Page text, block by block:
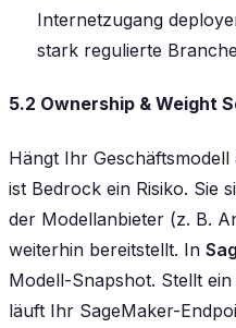
Internetzugang
stark regulierte
5.2 Ownership & Weight
Hängt Ihr
ist Bedrock ein Risiko. Sie
der Modellanbieter (z. B.
weiterhin bereitstellt. In
Modell-Snapshot. Stellt
läuft Ihr SageMaker-